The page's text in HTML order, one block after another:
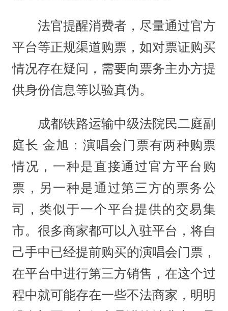
法官提醒消费者，尽量通过官方
平台等正规渠道购票，如对票证购买
情况存在疑问，需要向票务主办方提
供身份信息等以验真伪。
成都铁路运输中级法院民二庭副
庭长 金旭：演唱会门票有两种购票
情况，一种是直接通过官方平台购
票，另一种是通过第三方的票务公
司，类似于一个平台提供的交易集
市。很多商家都可以入驻平台，将自
己手中已经提前购买的演唱会门票，
在平台中进行第三方销售，在这个过
程中就可能存在一些不法商家，明明